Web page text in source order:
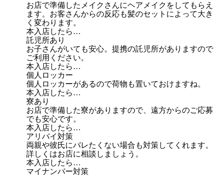
お店で準備したメイクさんにヘアメイクをしてもらえ
ます。お客さんからの反応も髪のセットによって大き
く変わります。
本入店したら…
託児所あり
お子さんがいても安心。提携の託児所がありますので
ご利用ください。
本入店したら…
個人ロッカー
個人ロッカーがあるので荷物も置いておけますね。
本入店したら…
寮あり
お店で準備した寮がありますので、遠方からのご応募
でも安心です。
本入店したら…
アリバイ対策
両親や彼氏にバレたくない場合も対策してくれます。
詳しくはお店に相談しましょう。
本入店したら…
マイナンバー対策